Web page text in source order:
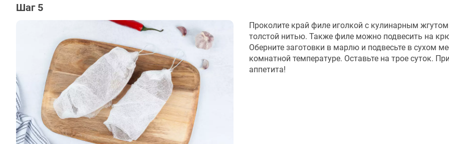
Шаг 5
Проколите край филе иголкой с кулинарным
толстой нитью. Также филе можно подвесить на
Оберните заготовки в марлю и подвесьте в сухом
комнатной температуре. Оставьте на трое суток.
аппетита!